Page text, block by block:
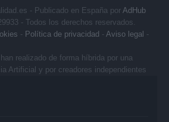
- Publicado en España por AdHub
- Todos los derechos reservados.
- Política de privacidad - Aviso legal -
realizado de forma híbrida por una
Artificial y por creadores independientes